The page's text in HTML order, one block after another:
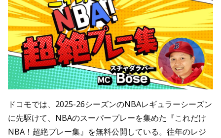
ドコモでは、2025-26シーズンのNBAレギュラーシーズン
に先駆けて、NBAのスーパープレーを集めた『これだけ
NBA！超絶プレー集』を無料公開している。往年のレジ